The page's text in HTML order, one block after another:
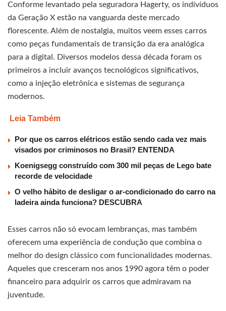
Conforme levantado pela seguradora Hagerty, os indivíduos
da Geração X estão na vanguarda deste mercado
florescente. Além de nostalgia, muitos veem esses carros
como peças fundamentais de transição da era analógica
para a digital. Diversos modelos dessa década foram os
primeiros a incluir avanços tecnológicos significativos,
como a injeção eletrônica e sistemas de segurança
modernos.
Leia Também
Por que os carros elétricos estão sendo cada vez mais
visados por criminosos no Brasil? ENTENDA
Koenigsegg construído com 300 mil peças de Lego bate
recorde de velocidade
O velho hábito de desligar o ar-condicionado do carro na
ladeira ainda funciona? DESCUBRA
Esses carros não só evocam lembranças, mas também
oferecem uma experiência de condução que combina o
melhor do design clássico com funcionalidades modernas.
Aqueles que cresceram nos anos 1990 agora têm o poder
financeiro para adquirir os carros que admiravam na
juventude.